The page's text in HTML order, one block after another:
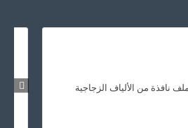
ملف نافذة من الألياف الزجاجية